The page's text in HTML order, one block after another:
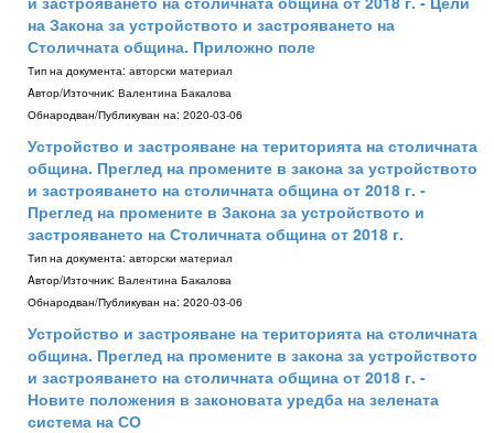
на Закона за устройството и застрояването на
Столичната община. Приложно поле
Тип на документа: авторски материал
Aвтор/Източник: Валентина Бакалова
Обнародван/Публикуван на: 2020-03-06
Устройство и застрояване на територията на столичната
община. Преглед на промените в закона за устройството
и застрояването на столичната община от 2018 г. -
Преглед на промените в Закона за устройството и
застрояването на Столичната община от 2018 г.
Тип на документа: авторски материал
Aвтор/Източник: Валентина Бакалова
Обнародван/Публикуван на: 2020-03-06
Устройство и застрояване на територията на столичната
община. Преглед на промените в закона за устройството
и застрояването на столичната община от 2018 г. -
Новите положения в законовата уредба на зелената
система на СО